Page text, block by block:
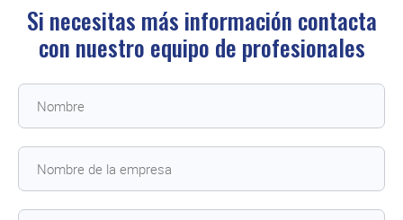
Si necesitas más información contacta
con nuestro equipo de profesionales